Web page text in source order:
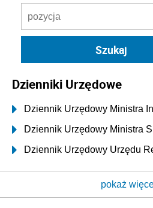
Dzienniki Urzędowe
Dziennik Urzędowy Ministra
Dziennik Urzędowy Ministra
Dziennik Urzędowy Urzędu
Dziennik Urzędowy Ministra
pokaż